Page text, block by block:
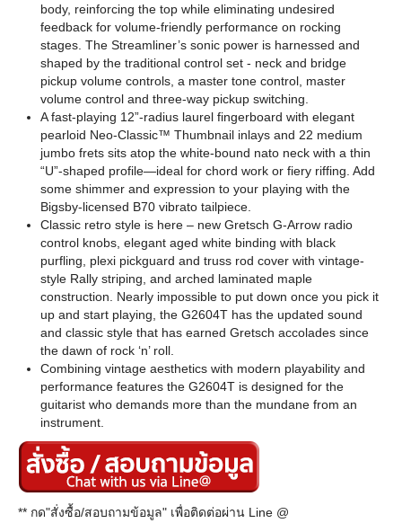
body, reinforcing the top while eliminating undesired
feedback for volume-friendly performance on rocking
stages. The Streamliner’s sonic power is harnessed and
shaped by the traditional control set - neck and bridge
pickup volume controls, a master tone control, master
volume control and three-way pickup switching.
A fast-playing 12”-radius laurel fingerboard with elegant
pearloid Neo-Classic™ Thumbnail inlays and 22 medium
jumbo frets sits atop the white-bound nato neck with a thin
“U”-shaped profile—ideal for chord work or fiery riffing. Add
some shimmer and expression to your playing with the
Bigsby-licensed B70 vibrato tailpiece.
Classic retro style is here – new Gretsch G-Arrow radio
control knobs, elegant aged white binding with black
purfling, plexi pickguard and truss rod cover with vintage-
style Rally striping, and arched laminated maple
construction. Nearly impossible to put down once you pick it
up and start playing, the G2604T has the updated sound
and classic style that has earned Gretsch accolades since
the dawn of rock ‘n’ roll.
Combining vintage aesthetics with modern playability and
performance features the G2604T is designed for the
guitarist who demands more than the mundane from an
instrument.
** กด"สั่งซื้อ/สอบถามข้อมูล" เพื่อติดต่อผ่าน Line @